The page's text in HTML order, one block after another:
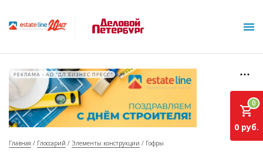
РЕКЛАМА • АО "ДП БИЗНЕС ПРЕСС"
Главная Глоссарий Элементы конструкции Гофры
0
0 руб.